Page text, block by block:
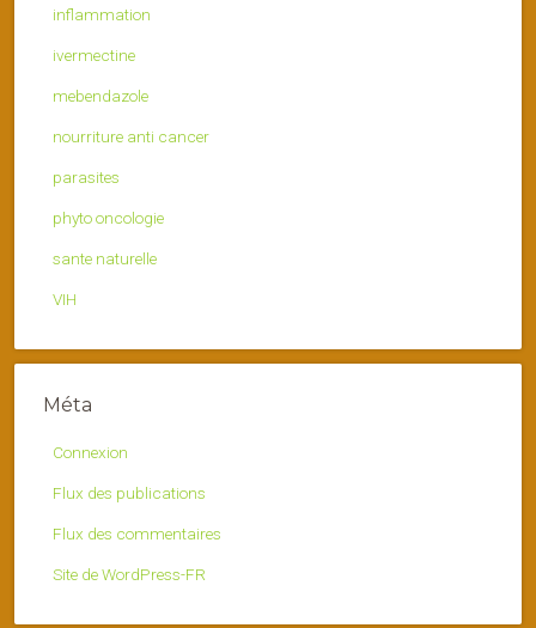
inflammation
ivermectine
mebendazole
nourriture anti cancer
parasites
phyto oncologie
sante naturelle
VIH
Méta
Connexion
Flux des publications
Flux des commentaires
Site de WordPress-FR